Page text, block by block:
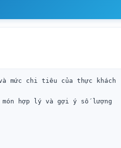
mức chi tiêu của thực khách
món hợp lý và gợi ý số lượng